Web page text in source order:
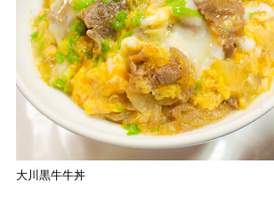
施設
コックさんのいる道の駅ならぬ「村の駅」や鉱山跡
宿泊施設など、村にある施設をご紹介！
大川黒牛牛丼